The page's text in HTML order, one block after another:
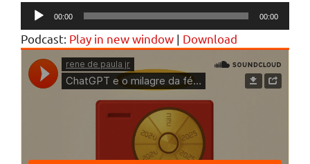
Audio
Player
00:00 00:00
Podcast: Play in new window | Download